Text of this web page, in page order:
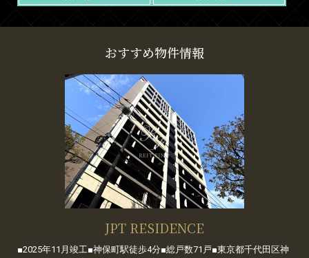
おすすめ物件情報
JPT RESIDENCE
■2025年11月竣工■神保町駅徒歩4分■総戸数71戸■東京都千代田区神